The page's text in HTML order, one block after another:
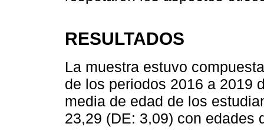
RESULTADOS
La muestra estuvo
de los periodos 2016 a 2019
media de edad de los
23,29 (DE: 3,09) con edades